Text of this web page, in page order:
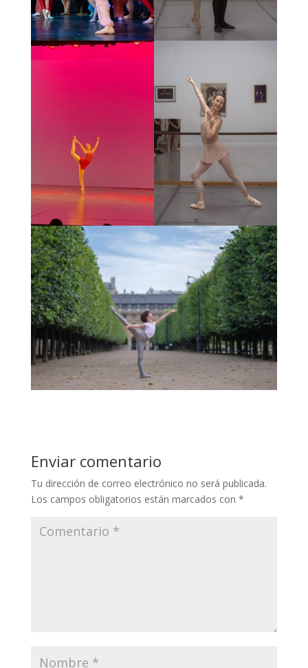
Enviar comentario
Tu dirección de correo electrónico no será publicada.
Los campos obligatorios están marcados con *